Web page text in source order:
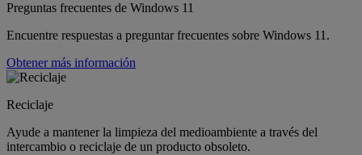
Preguntas frecuentes de Windows 11
Encuentre respuestas a preguntar frecuentes sobre Windows 11.
Obtener más información
Reciclaje
Ayude a mantener la limpieza del medioambiente a través del
intercambio o reciclaje de un producto obsoleto.